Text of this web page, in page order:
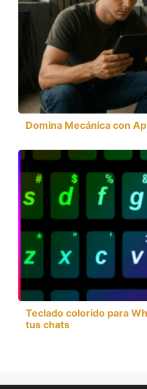
Domina Mecánica con
Teclado colorido para
tus chats